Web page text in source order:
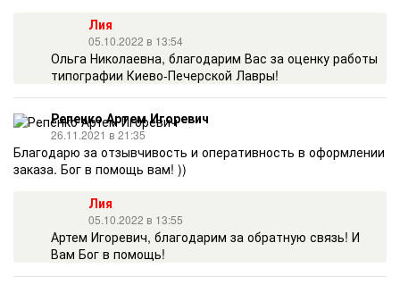
Лия
05.10.2022 в 13:54
Ольга Николаевна, благодарим Вас за оценку работы
типографии Киево-Печерской Лавры!
Репенко Артем Игоревич
26.11.2021 в 21:35
Благодарю за отзывчивость и оперативность в оформлении
заказа. Бог в помощь вам! ))
Лия
05.10.2022 в 13:55
Артем Игоревич, благодарим за обратную связь! И
Вам Бог в помощь!